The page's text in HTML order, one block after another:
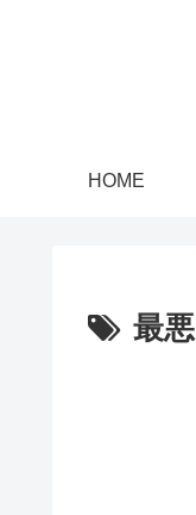
HOME
最悪